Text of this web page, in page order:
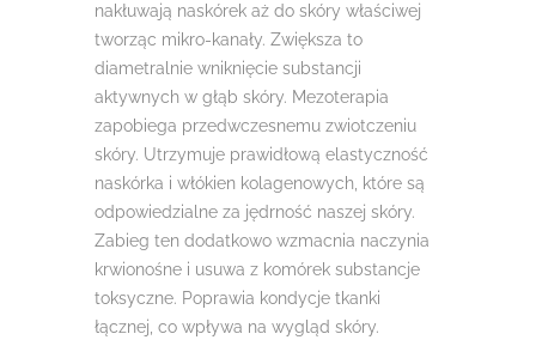
nakłuwają naskórek aż do skóry właściwej
tworząc mikro-kanały. Zwiększa to
diametralnie wniknięcie substancji
aktywnych w głąb skóry. Mezoterapia
zapobiega przedwczesnemu zwiotczeniu
skóry. Utrzymuje prawidłową elastyczność
naskórka i włókien kolagenowych, które są
odpowiedzialne za jędrność naszej skóry.
Zabieg ten dodatkowo wzmacnia naczynia
krwionośne i usuwa z komórek substancje
toksyczne. Poprawia kondycje tkanki
łącznej, co wpływa na wygląd skóry.